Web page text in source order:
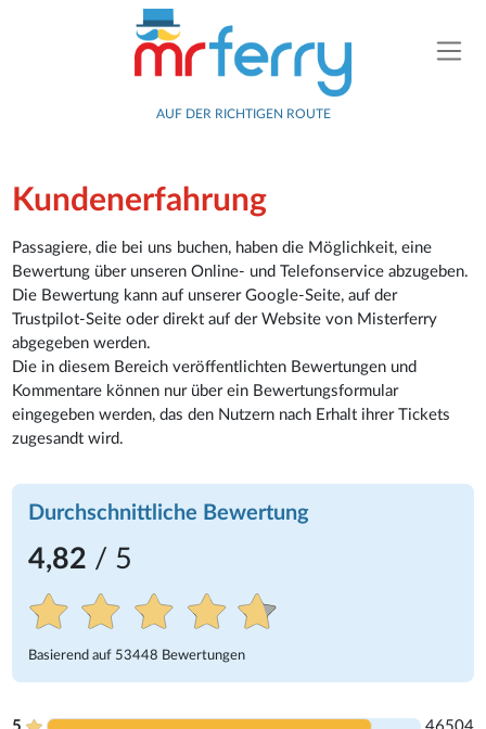
AUF DER RICHTIGEN ROUTE
Kundenerfahrung
Passagiere, die bei uns buchen, haben die Möglichkeit, eine
Bewertung über unseren Online- und Telefonservice abzugeben.
Die Bewertung kann auf unserer Google-Seite, auf der
Trustpilot-Seite oder direkt auf der Website von Misterferry
abgegeben werden.
Die in diesem Bereich veröffentlichten Bewertungen und
Kommentare können nur über ein Bewertungsformular
eingegeben werden, das den Nutzern nach Erhalt ihrer Tickets
zugesandt wird.
Durchschnittliche Bewertung
4,82 / 5
Basierend auf 53448 Bewertungen